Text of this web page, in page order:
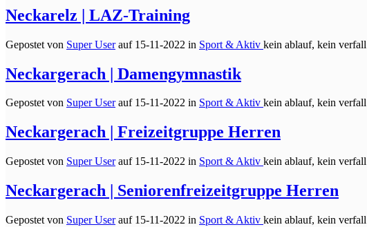
Neckarelz | LAZ-Training
Gepostet von Super Userauf 15-11-2022 in Sport & Aktiv kein ablauf, kein verfall
Neckargerach | Damengymnastik
Gepostet von Super Userauf 15-11-2022 in Sport & Aktiv kein ablauf, kein verfall
Neckargerach | Freizeitgruppe Herren
Gepostet von Super Userauf 15-11-2022 in Sport & Aktiv kein ablauf, kein verfall
Neckargerach | Seniorenfreizeitgruppe Herren
Gepostet von Super Userauf 15-11-2022 in Sport & Aktiv kein ablauf, kein verfall